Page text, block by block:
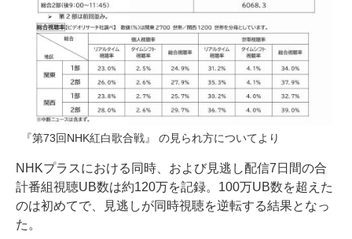
『第73回NHK紅白歌合戦』 の見られ方についてより
NHKプラスにおける同時、および見逃し配信7日間の合
計番組視聴UB数は約120万を記録。100万UB数を超えた
のは初めてで、見逃しが同時視聴を逆転する結果となっ
た。